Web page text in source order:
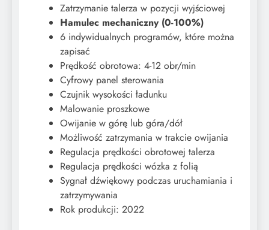
Zatrzymanie talerza w pozycji wyjściowej
Hamulec mechaniczny (0-100%)
6 indywidualnych programów, które można
zapisać
Prędkość obrotowa: 4-12 obr/min
Cyfrowy panel sterowania
Czujnik wysokości ładunku
Malowanie proszkowe
Owijanie w górę lub góra/dół
Możliwość zatrzymania w trakcie owijania
Regulacja prędkości obrotowej talerza
Regulacja prędkości wózka z folią
Sygnał dźwiękowy podczas uruchamiania i
zatrzymywania
Rok produkcji: 2022